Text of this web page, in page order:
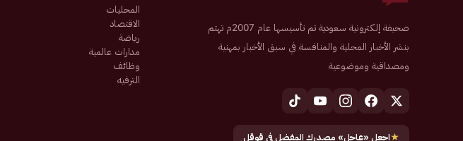
صحيفة إلكترونية سعودية تم تأسيسها عام 2007م تهتم
بنشر الأخبار المحلية والمنافسة في سبق الأخبار بمهنية
ومصداقية وموضوعية
★اجعل «عاجل» مصدرك المفضل في قوقل
المحليات
الاقتصاد
رياضة
مدارات عالمية
وظائف
الترفيه